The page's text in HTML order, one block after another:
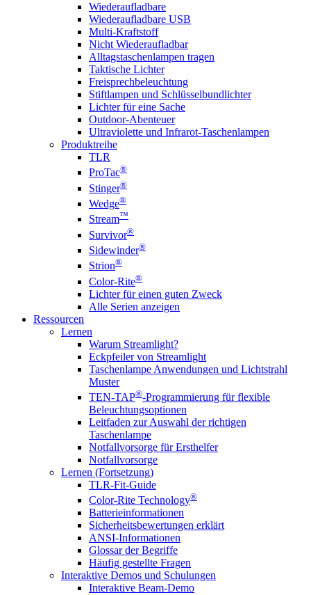
Wiederaufladbare
Wiederaufladbare USB
Multi-Kraftstoff
Nicht Wiederaufladbar
Alltagstaschenlampen tragen
Taktische Lichter
Freisprechbeleuchtung
Stiftlampen und Schlüsselbundlichter
Lichter für eine Sache
Outdoor-Abenteuer
Ultraviolette und Infrarot-Taschenlampen
Produktreihe
TLR
ProTac®
Stinger®
Wedge®
Stream™
Survivor®
Sidewinder®
Strion®
Color-Rite®
Lichter für einen guten Zweck
Alle Serien anzeigen
Ressourcen
Lernen
Warum Streamlight?
Eckpfeiler von Streamlight
Taschenlampe Anwendungen und Lichtstrahl
Muster
TEN-TAP®-Programmierung für flexible
Beleuchtungsoptionen
Leitfaden zur Auswahl der richtigen
Taschenlampe
Notfallvorsorge für Ersthelfer
Notfallvorsorge
Lernen (Fortsetzung)
TLR-Fit-Guide
Color-Rite Technology®
Batterieinformationen
Sicherheitsbewertungen erklärt
ANSI-Informationen
Glossar der Begriffe
Häufig gestellte Fragen
Interaktive Demos und Schulungen
Interaktive Beam-Demo